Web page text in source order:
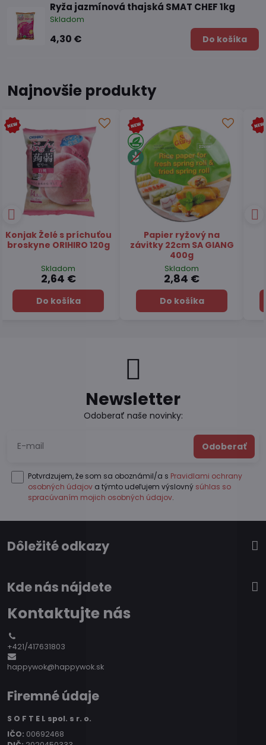
Ryža jazmínová thajská SMAT CHEF 1kg
Skladom
4,30 € Do košíka
Najnovšie produkty
Čaj Matcha Yuzu
TSUBOICHI 5x10g
Skladom
7,45 €
Do košíka
Čaj zelený pražený
Hojicha latte TSUBOICHI
100g
Skladom
6,49 €
Do košíka
Newsletter
Odoberať naše novinky:
Odoberať
Potvrdzujem, že som sa oboznámil/a s Pravidlami ochrany
osobných údajov a týmto udeľujem výslovný súhlas so
spracúvaním mojich osobných údajov.
Dôležité odkazy
Kde nás nájdete
Kontaktujte nás
+421/417631803
happywok@happywok.sk
Firemné údaje
S O F T E L spol. s r. o.
IČO: 00692468